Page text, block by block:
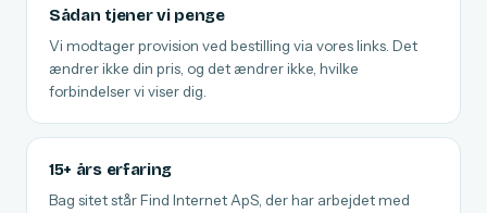
Sådan tjener vi penge
Vi modtager provision ved bestilling via vores links. Det
ændrer ikke din pris, og det ændrer ikke, hvilke
forbindelser vi viser dig.
15+ års erfaring
Bag sitet står Find Internet ApS, der har arbejdet med